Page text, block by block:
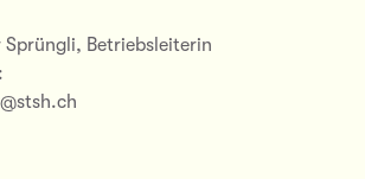
Sprüngli, Betriebsleiterin